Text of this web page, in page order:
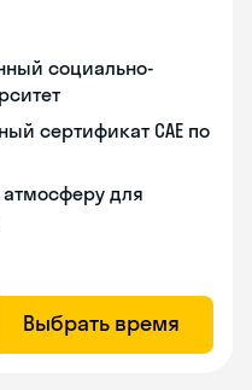
социально-
сертификат САЕ по
для
Выбрать время